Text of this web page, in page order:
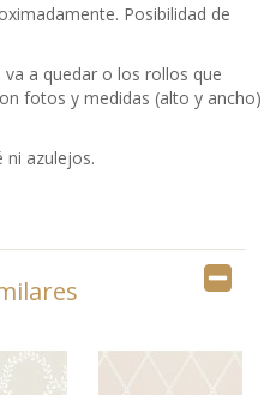
Posibilidad de
a quedar o los rollos que
fotos y medidas (alto y ancho)
ni azulejos.